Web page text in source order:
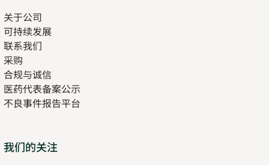
关于公司
可持续发展
联系我们
采购
合规与诚信
医药代表备案公示
不良事件报告平台
我们的关注